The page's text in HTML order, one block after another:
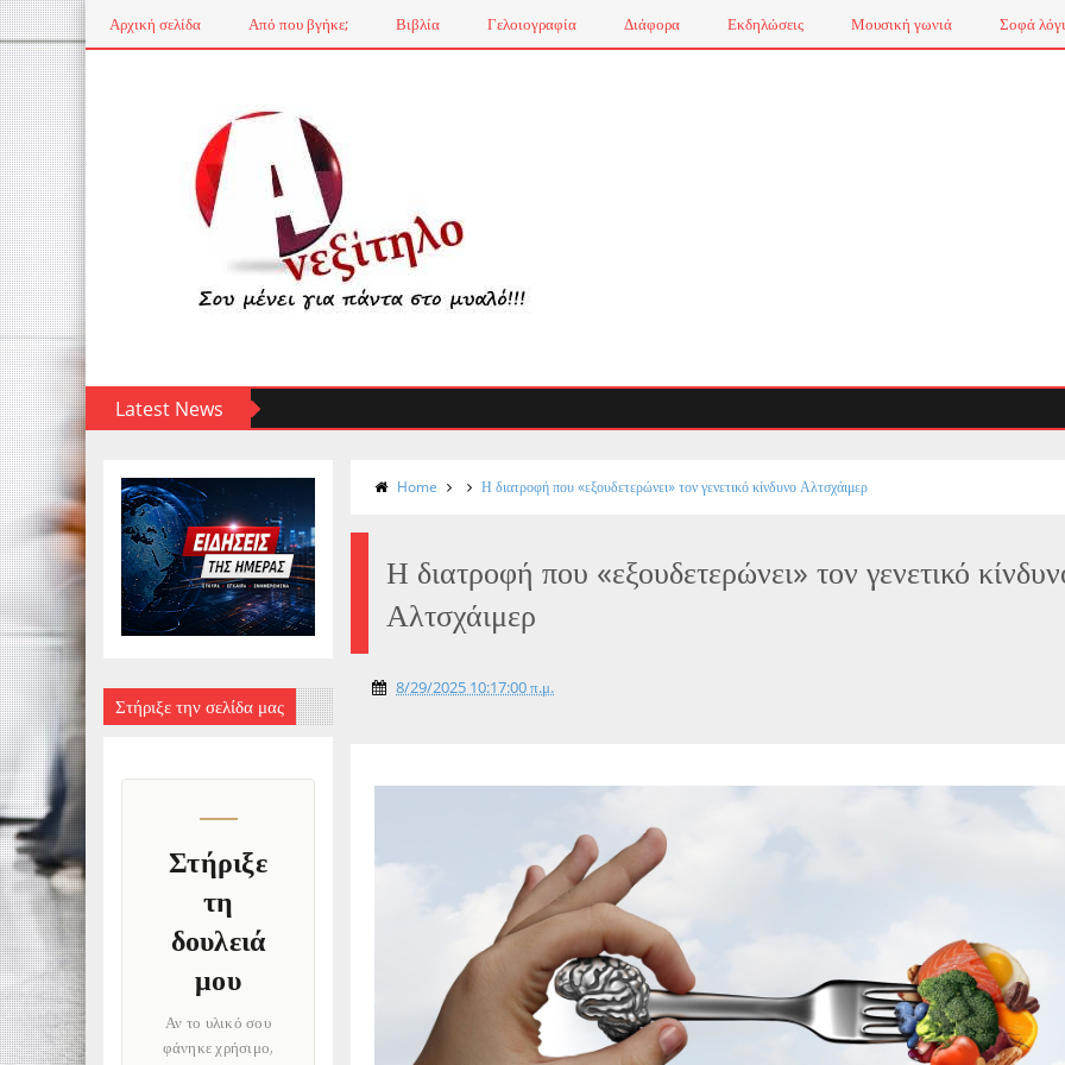
Αρχική σελίδα Από που βγήκε; Βιβλία Γελοιογραφία Διάφορα Εκδηλώσεις Μουσική γωνιά Σοφά
Latest News
Στήριξε την σελίδα μας
Στήριξε
τη
δουλειά
μου
Αν το υλικό σου
φάνηκε χρήσιμο,
Home Η διατροφή που «εξουδετερώνει» τον γενετικό κίνδυνο Αλτσχάιμερ
Η διατροφή που «εξουδετερώνει» τον γενετικό
Αλτσχάιμερ
8/29/2025 10:17:00 π.μ.